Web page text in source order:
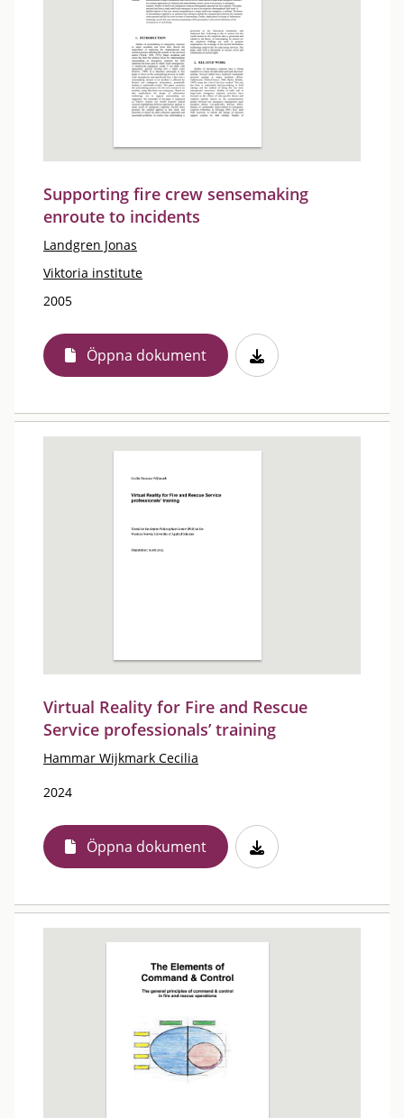
Supporting fire crew sensemaking
enroute to incidents
Landgren Jonas
Viktoria institute
2005
Öppna dokument
Virtual Reality for Fire and Rescue
Service professionals’ training
Hammar Wijkmark Cecilia
2024
Öppna dokument